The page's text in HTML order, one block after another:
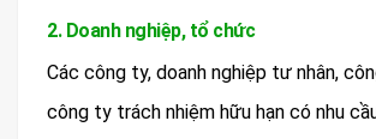
2. Doanh nghiệp, tổ chức
Các công ty, doanh nghiệp tư nhân,
công ty trách nhiệm hữu hạn có nhu